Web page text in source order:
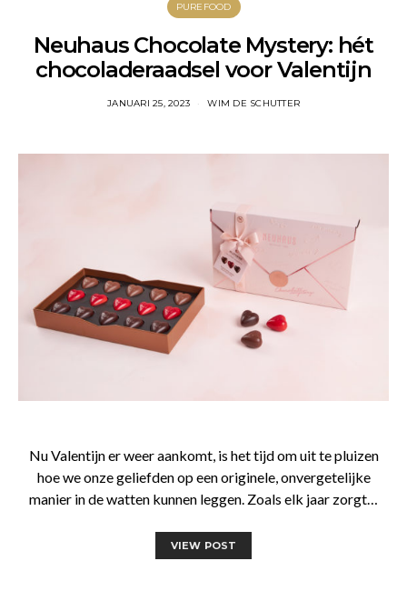
PUREFOOD
Neuhaus Chocolate Mystery: hét
chocoladeraadsel voor Valentijn
JANUARI 25, 2023 WIM DE SCHUTTER
Nu Valentijn er weer aankomt, is het tijd om uit te pluizen
hoe we onze geliefden op een originele, onvergetelijke
manier in de watten kunnen leggen. Zoals elk jaar zorgt…
VIEW POST